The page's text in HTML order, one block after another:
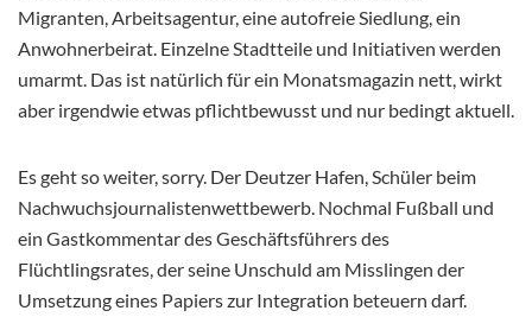
Migranten, Arbeitsagentur, eine autofreie Siedlung, ein
Anwohnerbeirat. Einzelne Stadtteile und Initiativen werden
umarmt. Das ist natürlich für ein Monatsmagazin nett, wirkt
aber irgendwie etwas pflichtbewusst und nur bedingt aktuell.
Es geht so weiter, sorry. Der Deutzer Hafen, Schüler beim
Nachwuchsjournalistenwettbewerb. Nochmal Fußball und
ein Gastkommentar des Geschäftsführers des
Flüchtlingsrates, der seine Unschuld am Misslingen der
Umsetzung eines Papiers zur Integration beteuern darf.